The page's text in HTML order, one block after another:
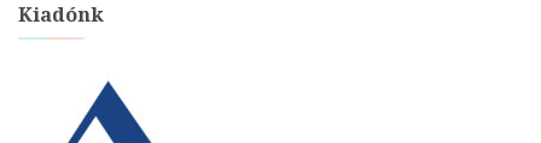
Kiadónk